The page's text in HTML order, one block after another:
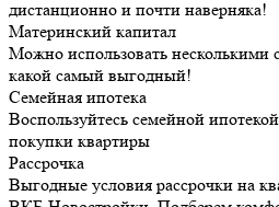
дистанционно и почти наверняка!
Материнский капитал
Можно использовать несколькими
какой самый выгодный!
Семейная ипотека
Воспользуйтесь семейной
покупки квартиры
Рассрочка
Выгодные условия рассрочки на